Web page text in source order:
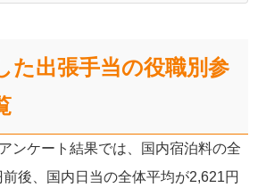
た出張手当の役職別参
ンケート結果では、国内宿泊料の全
後、国内日当の全体平均が2,621円